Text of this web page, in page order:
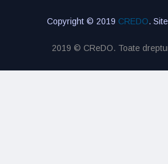
Copyright © 2019 CREDO.
2019 © CReDO. Toate